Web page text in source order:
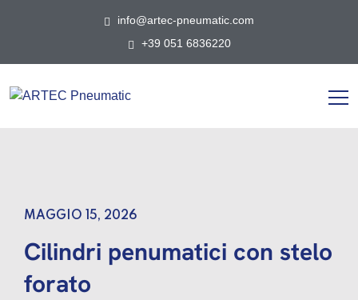
info@artec-pneumatic.com
+39 051 6836220
MAGGIO 15, 2026
Cilindri penumatici con stelo
forato